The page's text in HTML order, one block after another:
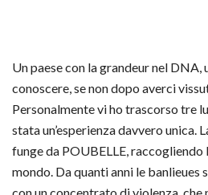
Un paese con la grandeur nel DNA,
conoscere, se non dopo averci
Personalmente vi ho trascorso tre
stata un’esperienza davvero unica.
funge da POUBELLE, raccogliendo
mondo. Da quanti anni le banlieues